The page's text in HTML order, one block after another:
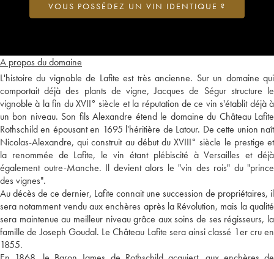
A propos du domaine
L'histoire du vignoble de Lafite est très ancienne. Sur un domaine qui
comportait déjà des plants de vigne, Jacques de Ségur structure le
vignoble à la fin du XVII° siècle et la réputation de ce vin s'établit déjà à
un bon niveau. Son fils Alexandre étend le domaine du Château Lafite
Rothschild en épousant en 1695 l'héritière de Latour. De cette union naît
Nicolas-Alexandre, qui construit au début du XVIII° siècle le prestige et
la renommée de Lafite, le vin étant plébiscité à Versailles et déjà
également outre-Manche. Il devient alors le "vin des rois" du "prince
des vignes".
Au décès de ce dernier, Lafite connait une succession de propriétaires, il
sera notamment vendu aux enchères après la Révolution, mais la qualité
sera maintenue au meilleur niveau grâce aux soins de ses régisseurs, la
famille de Joseph Goudal. Le Château Lafite sera ainsi classé 1er cru en
1855.
VOUS POSSÉDEZ UN VIN IDENTIQUE ?